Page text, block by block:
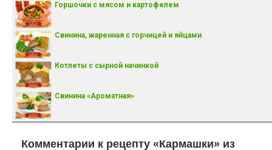
Горшочки с мясом и картофелем
Свинина, жаренная с горчицей и яйцами
Котлеты с сырной начинкой
Свинина «Ароматная»
Комментарии к рецепту «Кармашки» из